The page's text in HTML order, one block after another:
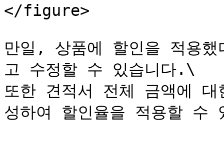
</figure>
만일, 상품에 할인을 적용
고 수정할 수 있습니다.\
또한 견적서 전체 금액에
성하여 할인율을 적용할 수